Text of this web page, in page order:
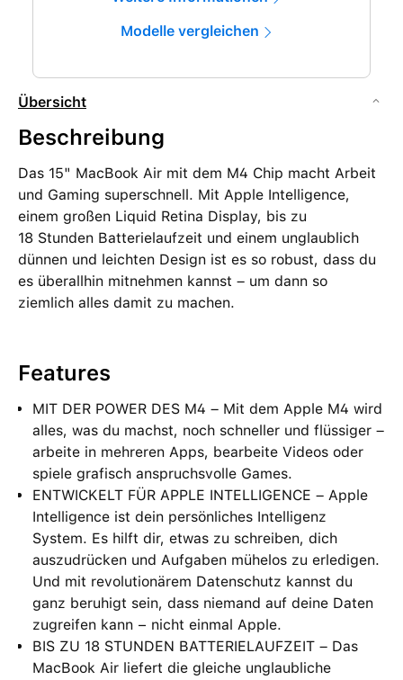
Modelle vergleichen
Übersicht
Beschreibung
Das 15" MacBook Air mit dem M4 Chip macht Arbeit
und Gaming superschnell. Mit Apple Intelligence,
einem großen Liquid Retina Display, bis zu
18 Stunden Batterielaufzeit und einem unglaublich
dünnen und leichten Design ist es so robust, dass du
es überallhin mitnehmen kannst – um dann so
ziemlich alles damit zu machen.
Features
MIT DER POWER DES M4 – Mit dem Apple M4 wird
alles, was du machst, noch schneller und flüssiger –
arbeite in mehreren Apps, bearbeite Videos oder
spiele grafisch anspruchsvolle Games.
ENTWICKELT FÜR APPLE INTELLIGENCE – Apple
Intelligence ist dein persönliches Intelligenz
System. Es hilft dir, etwas zu schreiben, dich
auszudrücken und Aufgaben mühelos zu erledigen.
Und mit revolutionärem Datenschutz kannst du
ganz beruhigt sein, dass niemand auf deine Daten
zugreifen kann − nicht einmal Apple.
BIS ZU 18 STUNDEN BATTERIELAUFZEIT – Das
MacBook Air liefert die gleiche unglaubliche